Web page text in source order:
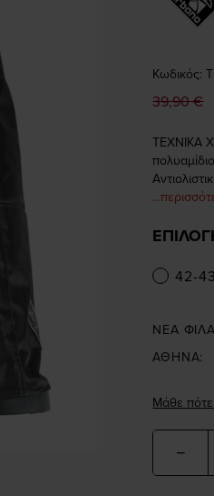
Κωδικός:
39,90 €
ΤΕΧΝΙΚΑ
42-43
ΝΕΑ
ΑΘΗΝΑ:
Μάθε πότε
−